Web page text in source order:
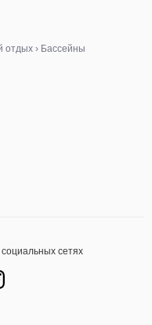
отдых › Бассейны
сетях